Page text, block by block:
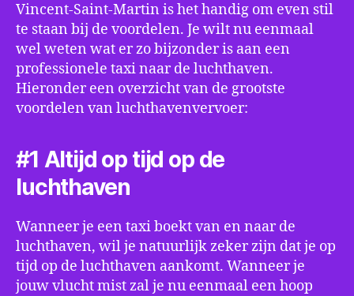
Vincent-Saint-Martin is het handig om even stil
te staan bij de voordelen. Je wilt nu eenmaal
wel weten wat er zo bijzonder is aan een
professionele taxi naar de luchthaven.
Hieronder een overzicht van de grootste
voordelen van luchthavenvervoer:
#1 Altijd op tijd op de
luchthaven
Wanneer je een taxi boekt van en naar de
luchthaven, wil je natuurlijk zeker zijn dat je op
tijd op de luchthaven aankomt. Wanneer je
jouw vlucht mist zal je nu eenmaal een hoop